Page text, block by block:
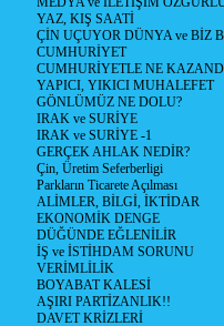
YAZ, KIŞ SAATİ
ÇİN UÇUYOR DÜNYA ve BİZ
CUMHURİYET
CUMHURİYETLE NE
YAPICI, YIKICI MUHALEFET
GÖNLÜMÜZ NE DOLU?
IRAK ve SURİYE
IRAK ve SURİYE -1
GERÇEK AHLAK NEDİR?
Çin, Üretim Seferberligi
Parkların Ticarete Açılması
ALİMLER, BİLGİ, İKTİDAR
EKONOMİK DENGE
DÜĞÜNDE EĞLENİLİR
İŞ ve İSTİHDAM SORUNU
VERİMLİLİK
BOYABAT KALESİ
AŞIRI PARTİZANLIK!!
DAVET KRİZLERİ